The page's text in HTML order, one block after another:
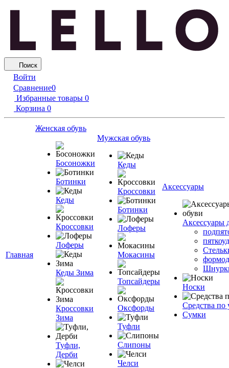
Поиск
Войти
Сравнение0
Избранные товары 0
Корзина 0
Главная
Женская обувь
Босоножки
Ботинки
Кеды
Кроссовки
Лоферы
Кеды Зима
Кроссовки
Зима
Туфли,
Дерби
Мужская обувь
Кеды
Кроссовки
Ботинки
Лоферы
Мокасины
Топсайдеры
Оксфорды
Туфли
Слипоны
Челси
Аксессуары
Аксессуары
Носки
Средства по
Сумки